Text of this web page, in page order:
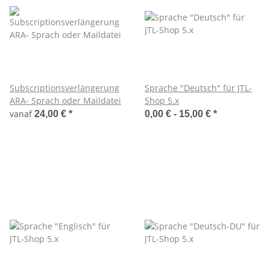
Subscriptionsverlängerung
ARA- Sprach oder Maildatei
vanaf24,00 € *
Sprache "Deutsch" für JTL-
Shop 5.x
0,00 € - 15,00 € *